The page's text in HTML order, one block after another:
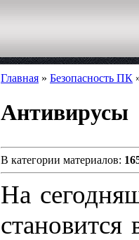
Главная » Безопасность ПК
Антивирусы
В категории материалов:
На